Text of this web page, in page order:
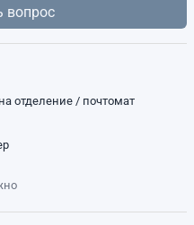
вопрос
отделение / почтомат